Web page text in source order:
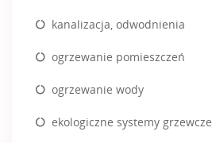
kanalizacja, odwodnienia
ogrzewanie pomieszczeń
ogrzewanie wody
ekologiczne systemy grzewcze